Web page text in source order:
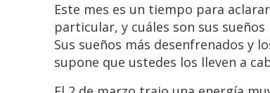
Este mes es un tiempo para
particular, y cuáles son sus
Sus sueños más desenfrenados y
supone que ustedes los lleven a